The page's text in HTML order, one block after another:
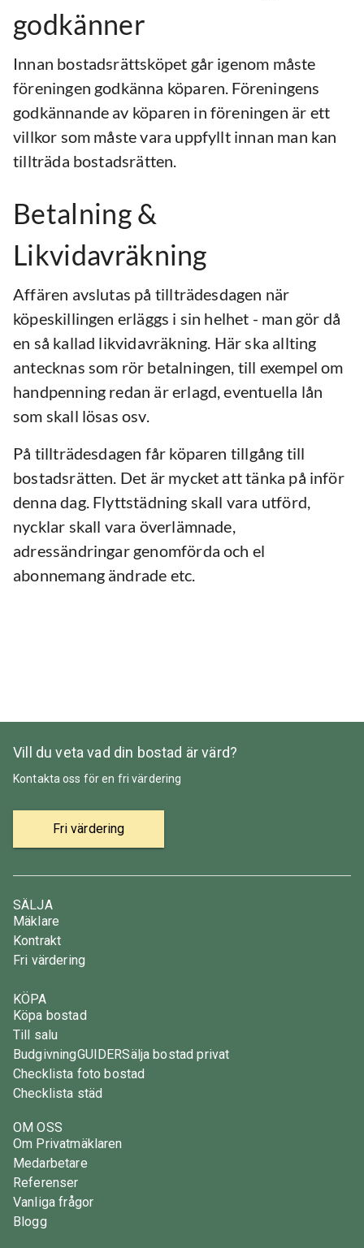
godkänner
Innan bostadsrättsköpet går igenom måste
föreningen godkänna köparen. Föreningens
godkännande av köparen in föreningen är ett
villkor som måste vara uppfyllt innan man kan
tillträda bostadsrätten.
Betalning &
Likvidavräkning
Affären avslutas på tillträdesdagen när
köpeskillingen erläggs i sin helhet - man gör då
en så kallad likvidavräkning. Här ska allting
antecknas som rör betalningen, till exempel om
handpenning redan är erlagd, eventuella lån
som skall lösas osv.
På tillträdesdagen får köparen tillgång till
bostadsrätten. Det är mycket att tänka på inför
denna dag. Flyttstädning skall vara utförd,
nycklar skall vara överlämnade,
adressändringar genomförda och el
abonnemang ändrade etc.
Vill du veta vad din bostad är värd?
Kontakta oss för en fri värdering
Fri värdering
SÄLJA
Mäklare
Kontrakt
Fri värdering
KÖPA
Köpa bostad
Till salu
BudgivningGUIDERSälja bostad privat
Checklista foto bostad
Checklista städ
OM OSS
Om Privatmäklaren
Medarbetare
Referenser
Vanliga frågor
Blogg